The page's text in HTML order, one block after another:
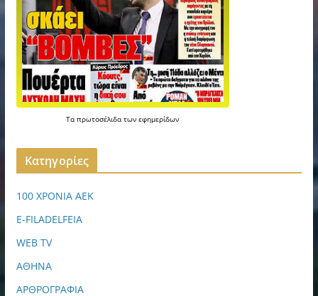
Ταπρωτοσέλιδατωνεφημερίδων
Kατηγορίες
100 ΧΡΟΝΙΑ ΑΕΚ
E-FILADELFEIA
WEB TV
ΑΘΗΝΑ
ΑΡΘΡΟΓΡΑΦΙΑ